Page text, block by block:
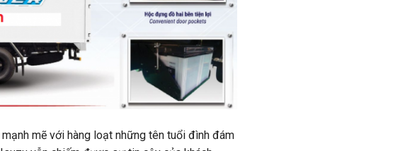
mẽ với hàng loạt những tên tuổi đình đám